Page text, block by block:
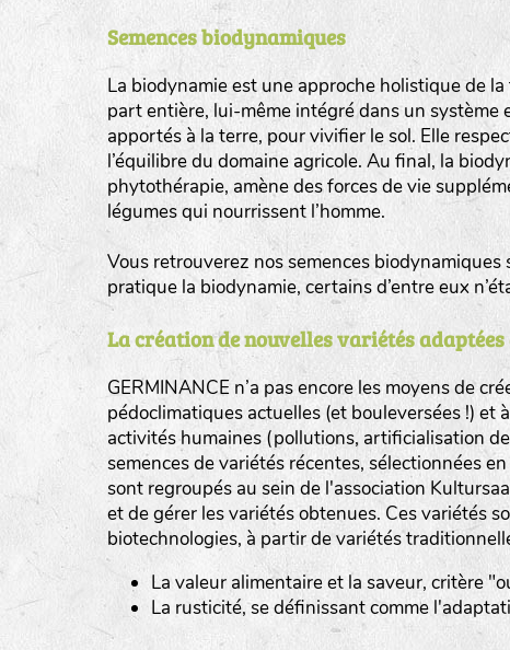
Semences biodynamiques
La biodynamie est une approche holistique de
part entière, lui-même intégré dans un système
apportés à la terre, pour vivifier le sol. Elle
l’équilibre du domaine agricole. Au final, la
phytothérapie, amène des forces de vie
légumes qui nourrissent l’homme.
Vous retrouverez nos semences
pratique la biodynamie, certains d’entre eux
La création de nouvelles variétés
GERMINANCE n’a pas encore les moyens de
pédoclimatiques actuelles (et bouleversées !)
activités humaines (pollutions, artificialisation
semences de variétés récentes, sélectionnées
sont regroupés au sein de l'association
et de gérer les variétés obtenues. Ces variétés
biotechnologies, à partir de variétés
La valeur alimentaire et la saveur, critère
La rusticité, se définissant comme
BINGENHEIMER SAATGUT (BGH)
DE BOLSTER (DBO)
GRAINE DEL PAÏS (GDP)
www.grainesdelpais.com
JARDIN EN’VIE (JEV)
LA BOITE A GRAINES (LBAG)
Légumes feuilles
Légumes racines
Plantes aromatiques